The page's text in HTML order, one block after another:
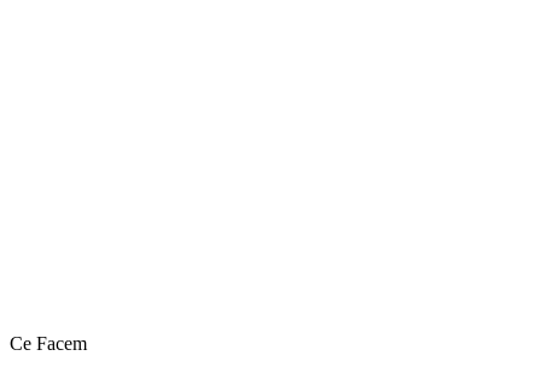
Ce Facem